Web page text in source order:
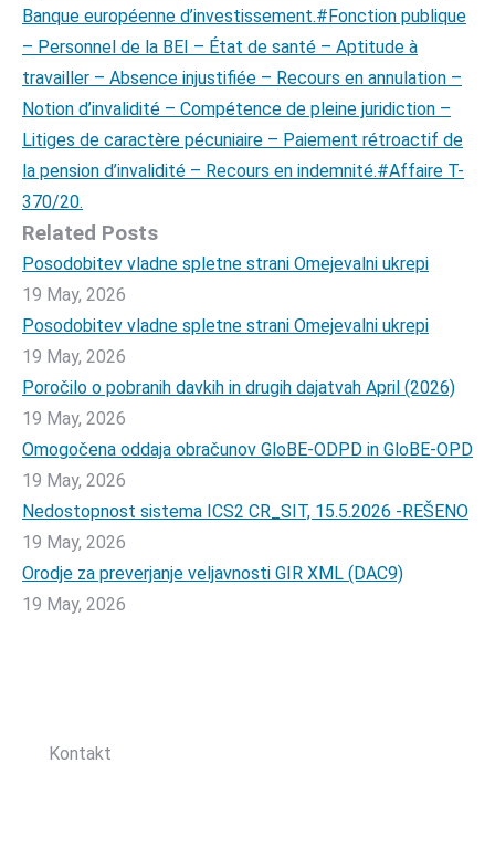
Banque européenne d’investissement.#Fonction publique
– Personnel de la BEI – État de santé – Aptitude à
travailler – Absence injustifiée – Recours en annulation –
Notion d’invalidité – Compétence de pleine juridiction –
Litiges de caractère pécuniaire – Paiement rétroactif de
la pension d’invalidité – Recours en indemnité.#Affaire T-
370/20.
Related Posts
Posodobitev vladne spletne strani Omejevalni ukrepi
19 May, 2026
Posodobitev vladne spletne strani Omejevalni ukrepi
19 May, 2026
Poročilo o pobranih davkih in drugih dajatvah April (2026)
19 May, 2026
Omogočena oddaja obračunov GloBE-ODPD in GloBE-OPD
19 May, 2026
Nedostopnost sistema ICS2 CR_SIT, 15.5.2026 -REŠENO
19 May, 2026
Orodje za preverjanje veljavnosti GIR XML (DAC9)
19 May, 2026
Kontakt